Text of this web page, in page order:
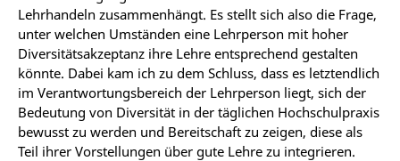
Lehrhandeln zusammenhängt. Es stellt sich also die Frage,
unter welchen Umständen eine Lehrperson mit hoher
Diversitätsakzeptanz ihre Lehre entsprechend gestalten
könnte. Dabei kam ich zu dem Schluss, dass es letztendlich
im Verantwortungsbereich der Lehrperson liegt, sich der
Bedeutung von Diversität in der täglichen Hochschulpraxis
bewusst zu werden und Bereitschaft zu zeigen, diese als
Teil ihrer Vorstellungen über gute Lehre zu integrieren.